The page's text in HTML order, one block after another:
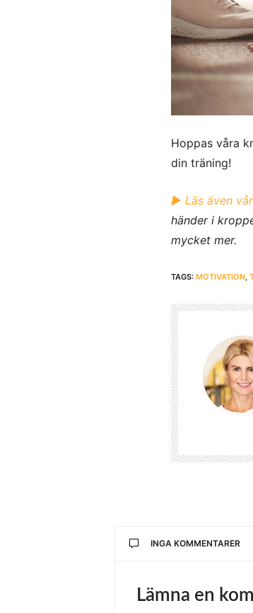
Hoppas våra
din träning!
► Läs även
händer i
mycket mer.
TAGS: MOTIVATION,
INGA KOMMENTARER
Lämna en